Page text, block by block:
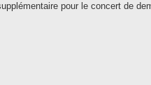
pour le concert de